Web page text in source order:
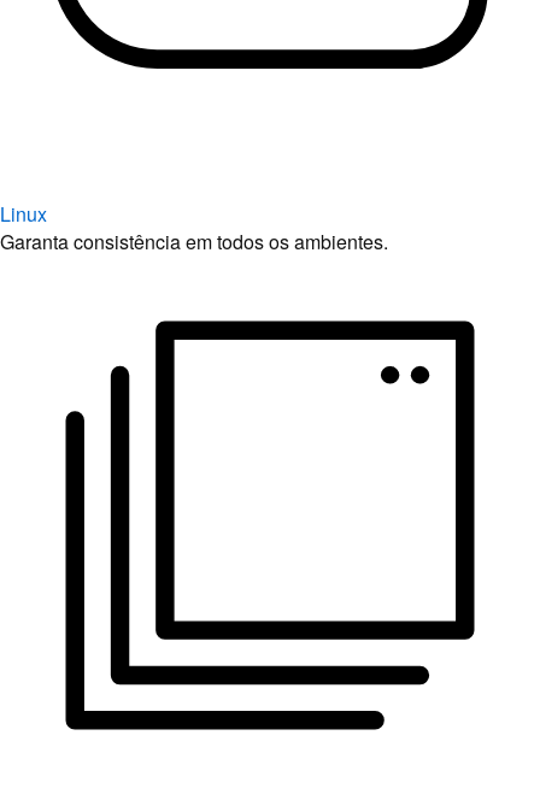
Linux
Garanta consistência em todos os ambientes.